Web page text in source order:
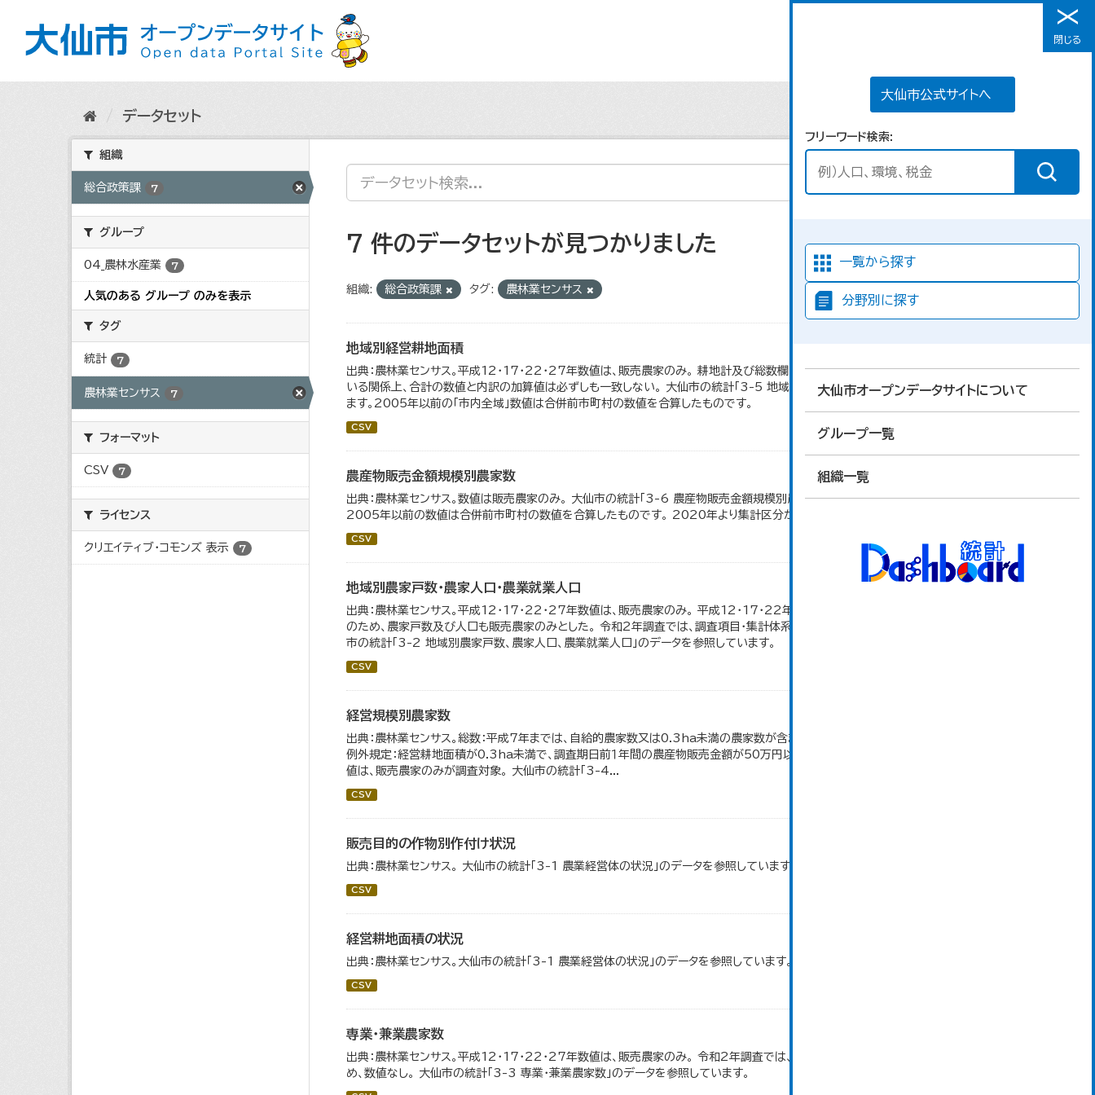
メニュー
大仙市公式サイトへ
フリーワード検索
一覧から探す
分野別に探す
大仙市オープンデータサイトについて
グループ一覧
組織一覧
閉じる
データセット
組織
総合政策課 7
グループ
04_農林水産業 7
人気のある グループ のみを表示
タグ
統計 7
農林業センサス 7
フォーマット
CSV 7
ライセンス
クリエイティブ・コモンズ 表示 7
7 件のデータセットが見つかりました
組織: 総合政策課 タグ: 農林業センサス
地域別経営耕地面積
出典：農林業センサス。平成12・17・22・27年数値は、販売農家のみ。 耕地計及び総数欄については、1ha未満を四捨五入して
いる関係上、合計の数値と内訳の加算値は必ずしも一致しない。 大仙市の統計「3-5 地域別経営耕地面積」のデータを参照してい
ます。2005年以前の「市内全域」数値は合併前市町村の数値を合算したものです。
CSV
農産物販売金額規模別農家数
出典：農林業センサス。数値は販売農家のみ。 大仙市の統計「3-6 農産物販売金額規模別農家数」のデータを参照しています。
2005年以前の数値は合併前市町村の数値を合算したものです。 2020年より集計区分が変更となる。
CSV
地域別農家戸数・農家人口・農業就業人口
出典：農林業センサス。平成12・17・22・27年数値は、販売農家のみ。 平成12・17・22年の農業就業人口データが販売農家のみ
のため、農家戸数及び人口も販売農家のみとした。 令和2年調査では、調査項目・集計体系が変更となったため、数値なし。 大仙
市の統計「3-2 地域別農家戸数、農家人口、農業就業人口」のデータを参照しています。
CSV
経営規模別農家数
出典：農林業センサス。総数：平成7年までは、自給的農家数又は0.3ha未満の農家数が含まれているため横の計と合致しない。
例外規定：経営耕地面積が0.3ha未満で、調査期日前１年間の農産物販売金額が50万円以上の農家。 平成12・17・22・27年数
値は、販売農家のみが調査対象。 大仙市の統計「3-4...
CSV
販売目的の作物別作付け状況
出典：農林業センサス。 大仙市の統計「3-1 農業経営体の状況」のデータを参照しています。
CSV
経営耕地面積の状況
出典：農林業センサス。大仙市の統計「3-1 農業経営体の状況」のデータを参照しています。
CSV
専業・兼業農家数
出典：農林業センサス。平成12・17・22・27年数値は、販売農家のみ。 令和2年調査では、調査項目・集計体系が変更となったた
め、数値なし。 大仙市の統計「3-3 専業・兼業農家数」のデータを参照しています。